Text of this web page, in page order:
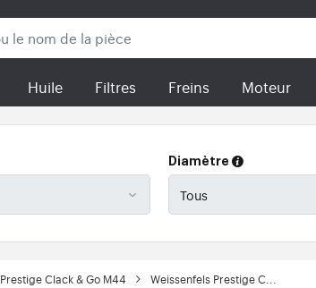
Huile Filtres Freins Moteur
Diamètre
Prestige Clack & Go M44 Weissenfels Prestige C...